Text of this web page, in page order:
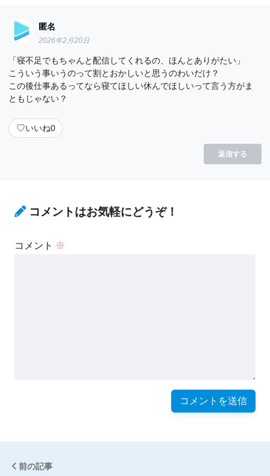
匿名
2026年2月20日
「寝不足でもちゃんと配信してくれるの、ほんとありがたい」
こういう事いうのって割とおかしいと思うのわいだけ？
この後仕事あるってなら寝てほしい休んでほしいって言う方がま
ともじゃない？
♡いいね0
返信する
コメントはお気軽にどうぞ！
コメント ※
前の記事